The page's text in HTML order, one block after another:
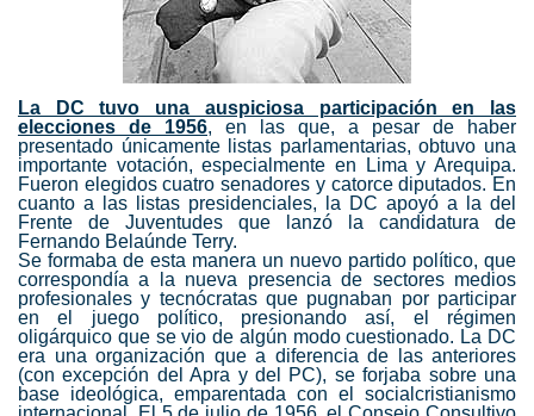
La DC tuvo una auspiciosa participación en las
elecciones de 1956, en las que, a pesar de haber
presentado únicamente listas parlamentarias, obtuvo una
importante votación, especialmente en Lima y Arequipa.
Fueron elegidos cuatro senadores y catorce diputados. En
cuanto a las listas presidenciales, la DC apoyó a la del
Frente de Juventudes que lanzó la candidatura de
Fernando Belaúnde Terry.
Se formaba de esta manera un nuevo partido político, que
correspondía a la nueva presencia de sectores medios
profesionales y tecnócratas que pugnaban por participar
en el juego político, presionando así, el régimen
oligárquico que se vio de algún modo cuestionado. La DC
era una organización que a diferencia de las anteriores
(con excepción del Apra y del PC), se forjaba sobre una
base ideológica, emparentada con el socialcristianismo